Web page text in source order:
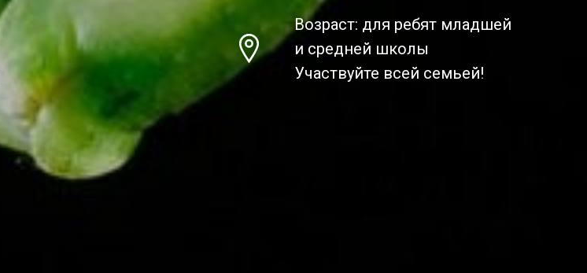
Возраст: для ребят младшей
и средней школы
Участвуйте всей семьей!